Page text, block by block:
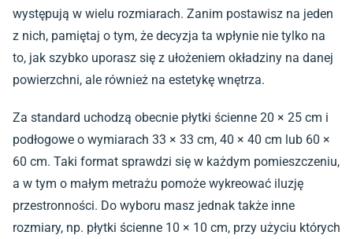
występują w wielu rozmiarach. Zanim postawisz na jeden
z nich, pamiętaj o tym, że decyzja ta wpłynie nie tylko na
to, jak szybko uporasz się z ułożeniem okładziny na danej
powierzchni, ale również na estetykę wnętrza.
Za standard uchodzą obecnie płytki ścienne 20 × 25 cm i
podłogowe o wymiarach 33 × 33 cm, 40 × 40 cm lub 60 ×
60 cm. Taki format sprawdzi się w każdym pomieszczeniu,
a w tym o małym metrażu pomoże wykreować iluzję
przestronności. Do wyboru masz jednak także inne
rozmiary, np. płytki ścienne 10 × 10 cm, przy użyciu których